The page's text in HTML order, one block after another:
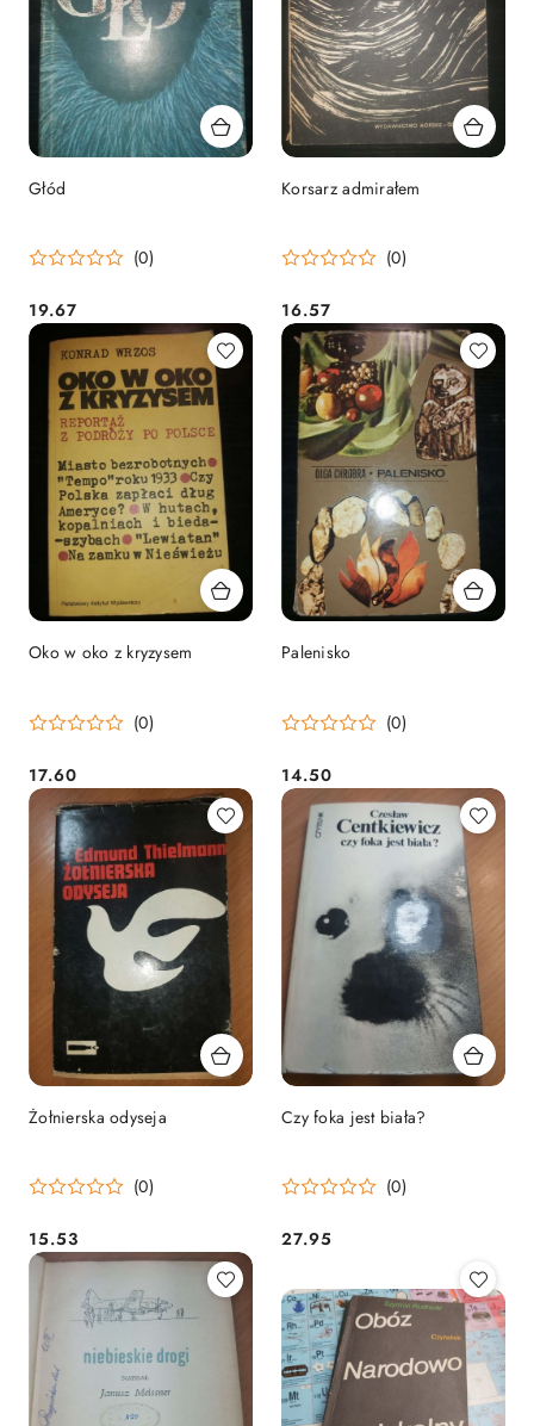
Głód
(0)
Cena:
19.67
Korsarz admirałem
(0)
Cena:
16.57
Oko w oko z kryzysem
(0)
Cena:
17.60
Palenisko
(0)
Cena:
14.50
Żołnierska odyseja
(0)
Cena:
15.53
Czy foka jest biała?
(0)
Cena:
27.95